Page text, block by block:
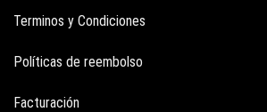
Terminos y Condiciones
Políticas de reembolso
Facturación